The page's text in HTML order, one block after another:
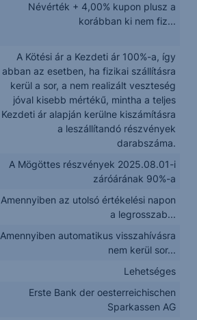
Névérték + 4,00% kupon plusz a
korábban ki nem fiz...
A Kötési ár a Kezdeti ár 100%-a, így
abban az esetben, ha fizikai szállításra
kerül a sor, a nem realizált veszteség
jóval kisebb mértékű, mintha a teljes
Kezdeti ár alapján kerülne kiszámításra
a leszállítandó részvények
darabszáma.
A Mögöttes részvények 2025.08.01-i
záróárának 90%-a
Amennyiben az utolsó értékelési napon
a legrosszab...
Amennyiben automatikus visszahívásra
nem kerül sor...
Lehetséges
Erste Bank der oesterreichischen
Sparkassen AG